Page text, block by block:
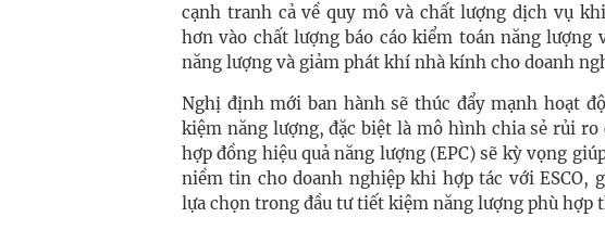
cạnh tranh cả về quy mô và chất lượng dịch vụ
hơn vào chất lượng báo cáo kiểm toán năng
năng lượng và giảm phát khí nhà kính cho doanh
Nghị định mới ban hành sẽ thúc đẩy mạnh hoạt
kiệm năng lượng, đặc biệt là mô hình chia sẻ rủi ro
hợp đồng hiệu quả năng lượng (EPC) sẽ kỳ vọng
niềm tin cho doanh nghiệp khi hợp tác với ESCO,
lựa chọn trong đầu tư tiết kiệm năng lượng phù hợp